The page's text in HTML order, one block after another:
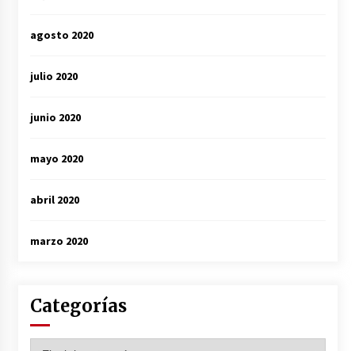
agosto 2020
julio 2020
junio 2020
mayo 2020
abril 2020
marzo 2020
Categorías